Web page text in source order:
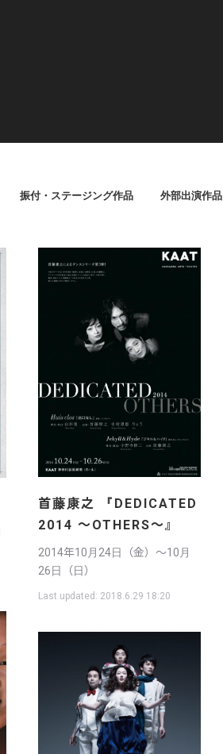
振付・ステージング作品 外部出演作品
首藤康之 『DEDICATED
2014 ～OTHERS～』
2014年10月24日（金）〜10月
26日（日）
Last updated: 2018.6.29 18:20